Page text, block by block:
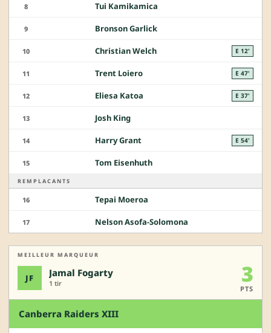
8 Tui Kamikamica
9 Bronson Garlick
10 Christian Welch E 12'
11 Trent Loiero E 47'
12 Eliesa Katoa E 37'
13 Josh King
14 Harry Grant E 54'
15 Tom Eisenhuth
REMPLACANTS
16 Tepai Moeroa
17 Nelson Asofa-Solomona
MEILLEUR MARQUEUR
JF Jamal Fogarty
1 tir 3
PTS
Canberra Raiders XIII